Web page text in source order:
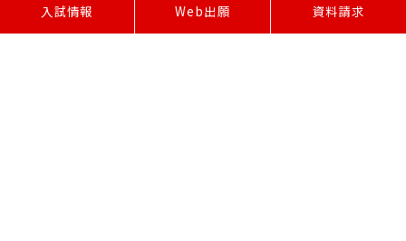
入試情報 Web出願 資料請求